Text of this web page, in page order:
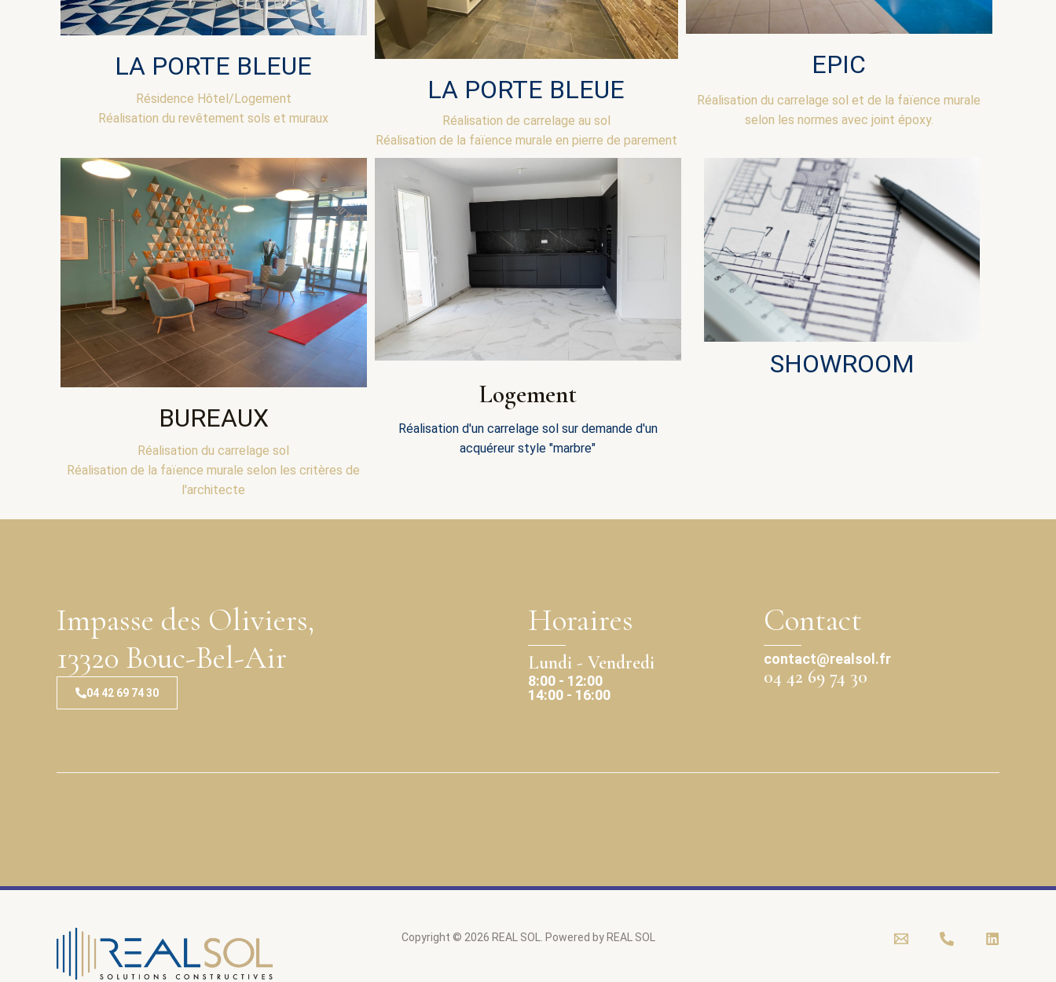
LA PORTE BLEUE
Résidence Hôtel/Logement
Réalisation du revêtement sols et muraux
LA PORTE BLEUE
Réalisation de carrelage au sol
Réalisation de la faïence murale en pierre de parement
EPIC
Réalisation du carrelage sol et de la faïence murale
selon les normes avec joint époxy.
BUREAUX
Réalisation du carrelage sol
Réalisation de la faïence murale selon les critères de
l'architecte
Logement
Réalisation d'un carrelage sol sur demande d'un
acquéreur style "marbre"
SHOWROOM
Impasse des Oliviers,
13320 Bouc-Bel-Air
04 42 69 74 30
Horaires
Lundi - Vendredi
8:00 - 12:00
14:00 - 16:00
Contact
contact@realsol.fr
04 42 69 74 30
Copyright © 2026 REAL SOL. Powered by REAL SOL